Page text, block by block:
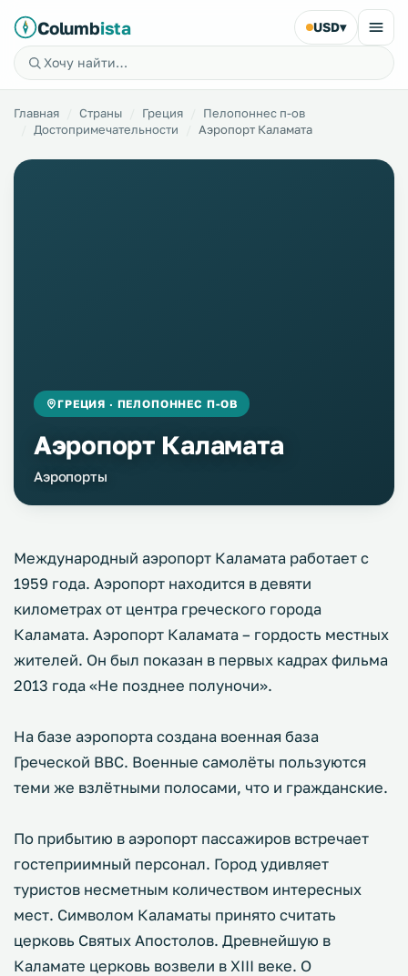
Columbista USD▾
Главная Страны Греция
Пелопоннес п-ов
Достопримечательности
Аэропорт Каламата
ГРЕЦИЯ · ПЕЛОПОННЕС П-ОВ
Аэропорт Каламата
Аэропорты
Международный аэропорт Каламата работает с
1959 года. Аэропорт находится в девяти
километрах от центра греческого города
Каламата. Аэропорт Каламата – гордость местных
жителей. Он был показан в первых кадрах фильма
2013 года «Не позднее полуночи».
На базе аэропорта создана военная база
Греческой ВВС. Военные самолёты пользуются
теми же взлётными полосами, что и гражданские.
По прибытию в аэропорт пассажиров встречает
гостеприимный персонал. Город удивляет
туристов несметным количеством интересных
мест. Символом Каламаты принято считать
церковь Святых Апостолов. Древнейшую в
Каламате церковь возвели в XIII веке. О